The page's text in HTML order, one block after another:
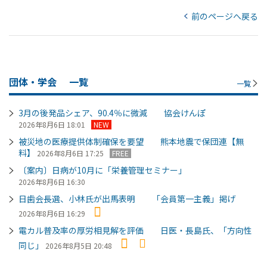
前のページへ戻る
団体・学会 一覧 一覧
3月の後発品シェア、90.4％に微減 協会けんぽ
2026年8月6日 18:01 NEW
被災地の医療提供体制確保を要望 熊本地震で保団連【無
料】
2026年8月6日 17:25 FREE
〔案内〕日病が10月に「栄養管理セミナー」
2026年8月6日 16:30
日歯会長選、小林氏が出馬表明 「会員第一主義」掲げ
2026年8月6日 16:29
電カル普及率の厚労相見解を評価 日医・長島氏、「方向性
同じ」
2026年8月5日 20:48